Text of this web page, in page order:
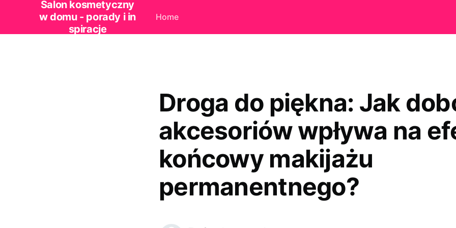
Salon kosmetyczny
w domu - porady i in
spiracje
Home
Droga do piękna: Jak
akcesoriów wpływa na
końcowy makijażu
permanentnego?